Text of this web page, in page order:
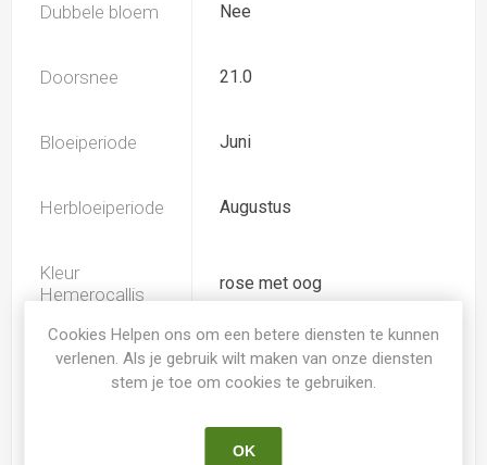
Dubbele bloem Nee
Doorsnee 21.0
Bloeiperiode Juni
Herbloeiperiode Augustus
Kleur
Hemerocallis
rose met oog
Spider Ja
Bladhoudend
Cookies Helpen ons om een betere diensten te kunnen
verlenen. Als je gebruik wilt maken van onze diensten
stem je toe om cookies te gebruiken.
OK